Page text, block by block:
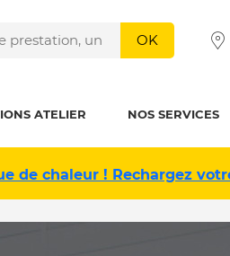
OK
ATELIER NOS SERVICES
de chaleur ! Rechargez